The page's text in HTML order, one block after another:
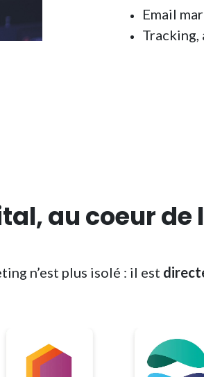
Email
au coeur de
n’est plus isolé : il est